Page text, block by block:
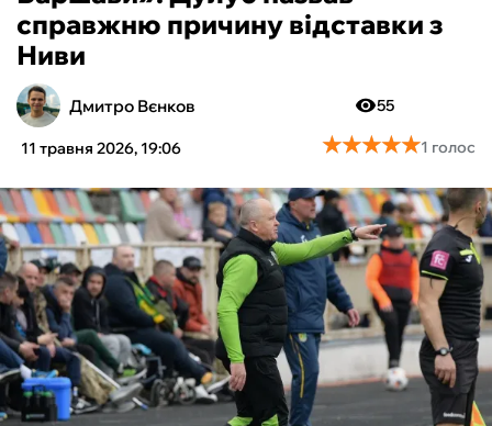
БОКС
ХОКЕЙ
ТЕНІС
КІБЕРСПОРТ
ЧС-2026
ФУТЗАЛ
ІНШІ
БУКМЕКЕРИ
справжню причину відставки з
Ниви
Дмитро Вєнков
11 травня 2026, 19:06
55
★★★★★
★★★★★1 голос